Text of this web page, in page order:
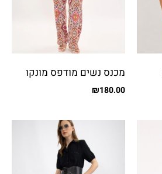
מכנס נשים מודפס מונקו
₪180.00